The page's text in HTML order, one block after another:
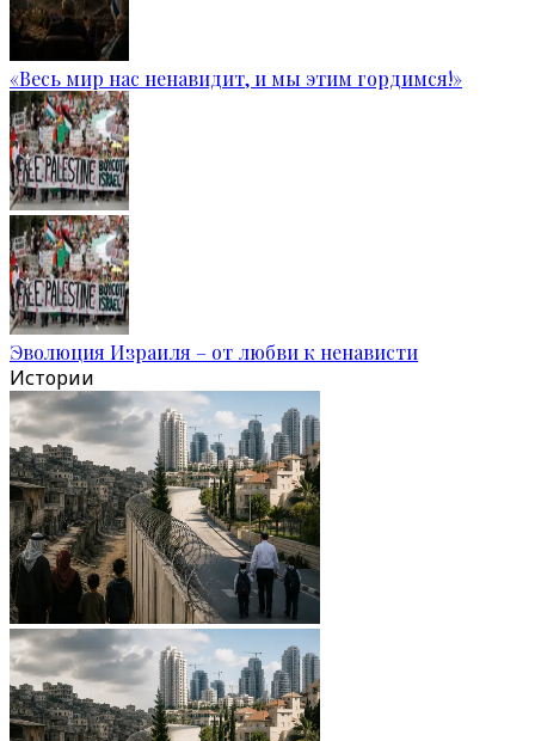
«Весь мир нас ненавидит, и мы этим гордимся!»
Эволюция Израиля – от любви к ненависти
Истории